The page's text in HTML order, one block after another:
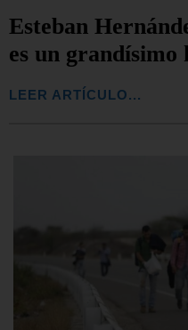
Esteban
es un grandísimo
LEER ARTÍCULO...